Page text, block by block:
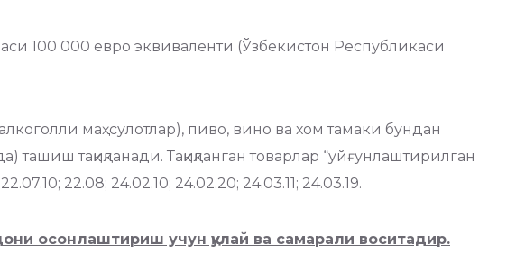
100 000 евро эквиваленти (Ўзбекистон Республикаси
маҳсулотлар), пиво, вино ва хом тамаки бундан
тақиқланади. Тақиқланган товарлар “уйғунлаштирилган
22.08; 24.02.10; 24.02.20; 24.03.11; 24.03.19.
осонлаштириш учун қулай ва самарали воситадир.